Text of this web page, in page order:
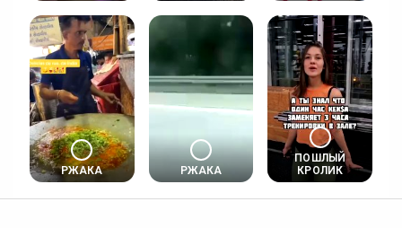
РЖАКА РЖАКА
ПОШЛЫЙ
КРОЛИК